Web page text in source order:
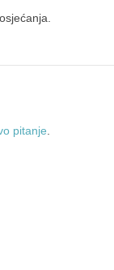
pitanje.